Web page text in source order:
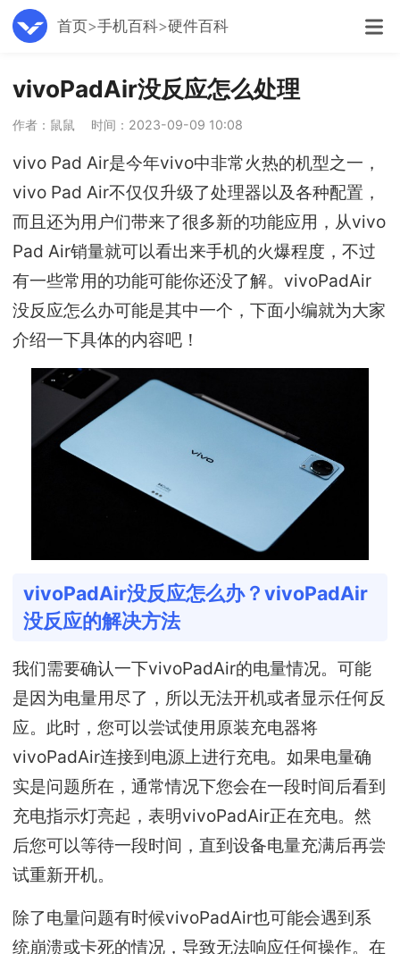
首页 手机百科 硬件百科
vivoPadAir没反应怎么处理
作者：鼠鼠 时间：2023-09-09 10:08
vivo Pad Air是今年vivo中非常火热的机型之一，
vivo Pad Air不仅仅升级了处理器以及各种配置，
而且还为用户们带来了很多新的功能应用，从vivo
Pad Air销量就可以看出来手机的火爆程度，不过
有一些常用的功能可能你还没了解。vivoPadAir
没反应怎么办可能是其中一个，下面小编就为大家
介绍一下具体的内容吧！
vivoPadAir没反应怎么办？vivoPadAir
没反应的解决方法
我们需要确认一下vivoPadAir的电量情况。可能
是因为电量用尽了，所以无法开机或者显示任何反
应。此时，您可以尝试使用原装充电器将
vivoPadAir连接到电源上进行充电。如果电量确
实是问题所在，通常情况下您会在一段时间后看到
充电指示灯亮起，表明vivoPadAir正在充电。然
后您可以等待一段时间，直到设备电量充满后再尝
试重新开机。
除了电量问题有时候vivoPadAir也可能会遇到系
统崩溃或卡死的情况，导致无法响应任何操作。在